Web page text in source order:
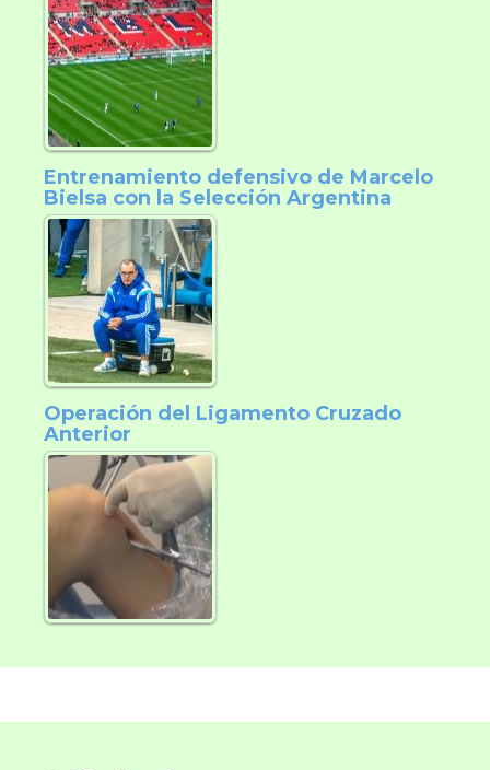
Entrenamiento defensivo de Marcelo
Bielsa con la Selección Argentina
Operación del Ligamento Cruzado
Anterior